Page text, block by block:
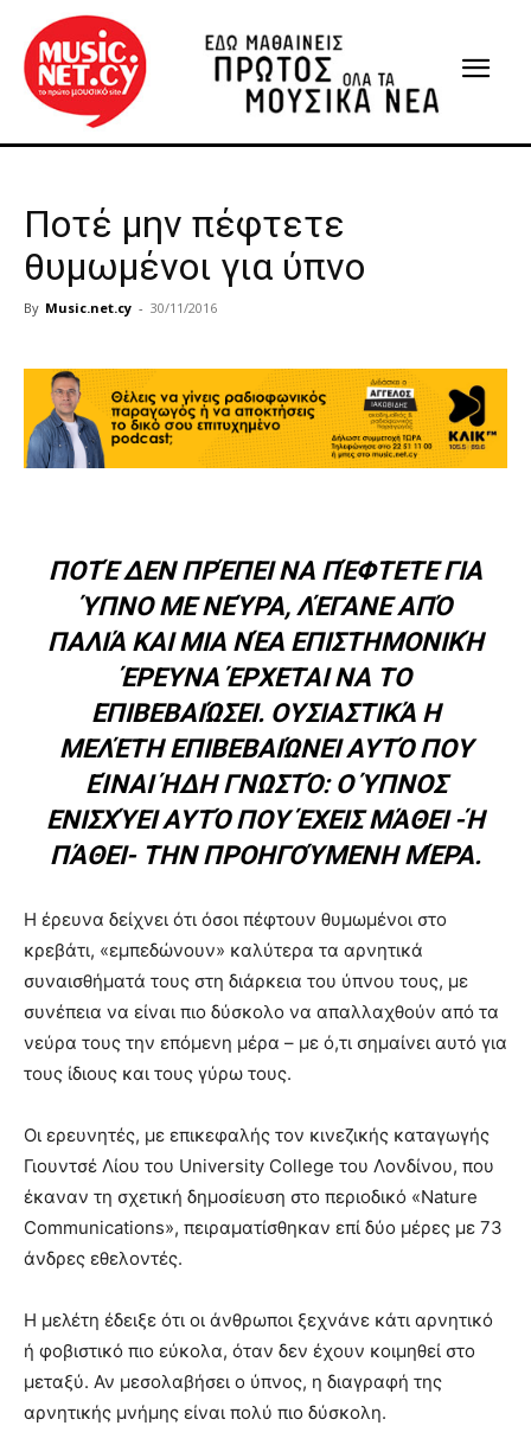
Ποτέ μην πέφτετε
θυμωμένοι για ύπνο
By Music.net.cy - 30/11/2016
ΠΟΤΈ ΔΕΝ ΠΡΈΠΕΙ ΝΑ ΠΈΦΤΕΤΕ ΓΙΑ
ΎΠΝΟ ΜΕ ΝΕΎΡΑ, ΛΈΓΑΝΕ ΑΠΌ
ΠΑΛΙΆ ΚΑΙ ΜΙΑ ΝΈΑ ΕΠΙΣΤΗΜΟΝΙΚΉ
ΈΡΕΥΝΑ ΈΡΧΕΤΑΙ ΝΑ ΤΟ
ΕΠΙΒΕΒΑΙΏΣΕΙ. ΟΥΣΙΑΣΤΙΚΆ Η
ΜΕΛΈΤΗ ΕΠΙΒΕΒΑΙΏΝΕΙ ΑΥΤΌ ΠΟΥ
ΕΊΝΑΙ ΉΔΗ ΓΝΩΣΤΌ: Ο ΎΠΝΟΣ
ΕΝΙΣΧΎΕΙ ΑΥΤΌ ΠΟΥ ΈΧΕΙΣ ΜΆΘΕΙ -Ή
ΠΆΘΕΙ- ΤΗΝ ΠΡΟΗΓΟΎΜΕΝΗ ΜΈΡΑ.
Η έρευνα δείχνει ότι όσοι πέφτουν θυμωμένοι στο
κρεβάτι, «εμπεδώνουν» καλύτερα τα αρνητικά
συναισθήματά τους στη διάρκεια του ύπνου τους, με
συνέπεια να είναι πιο δύσκολο να απαλλαχθούν από τα
νεύρα τους την επόμενη μέρα – με ό,τι σημαίνει αυτό για
τους ίδιους και τους γύρω τους.
Οι ερευνητές, με επικεφαλής τον κινεζικής καταγωγής
Γιουντσέ Λίου του University College του Λονδίνου, που
έκαναν τη σχετική δημοσίευση στο περιοδικό «Nature
Communications», πειραματίσθηκαν επί δύο μέρες με 73
άνδρες εθελοντές.
Η μελέτη έδειξε ότι οι άνθρωποι ξεχνάνε κάτι αρνητικό
ή φοβιστικό πιο εύκολα, όταν δεν έχουν κοιμηθεί στο
μεταξύ. Αν μεσολαβήσει ο ύπνος, η διαγραφή της
αρνητικής μνήμης είναι πολύ πιο δύσκολη.